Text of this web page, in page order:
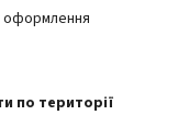
оформлення
по території